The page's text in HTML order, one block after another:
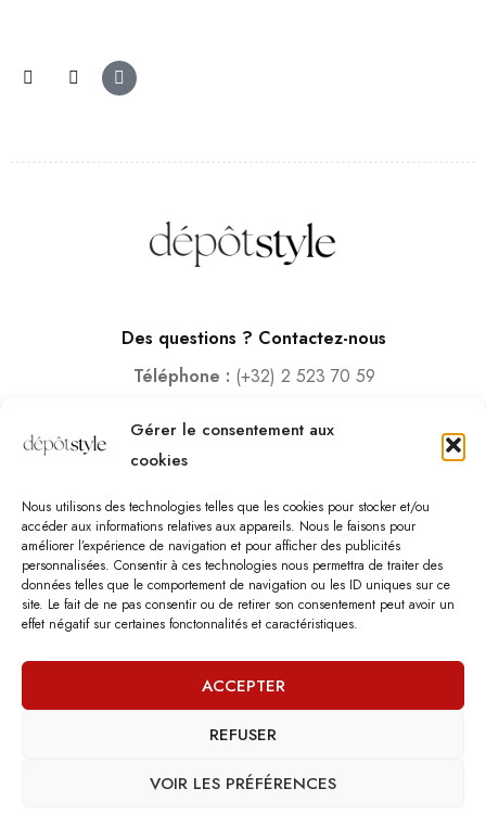
Gérer le consentement aux
cookies
Nous utilisons des technologies telles que les cookies pour stocker et/ou
accéder aux informations relatives aux appareils. Nous le faisons pour
améliorer l’expérience de navigation et pour afficher des publicités
personnalisées. Consentir à ces technologies nous permettra de traiter des
données telles que le comportement de navigation ou les ID uniques sur ce
site. Le fait de ne pas consentir ou de retirer son consentement peut avoir un
effet négatif sur certaines fonctonnalités et caractéristiques.
ACCEPTER
REFUSER
VOIR LES PRÉFÉRENCES
Des questions ? Contactez-nous
Téléphone : (+32) 2 523 70 59
Adresse : Rue des Deux Gares 6, 1070 Bruxelles
Lundi – Samedi :10:00 – 18:30
Vendredi :10:00-13:00 – 15:00 -18:30
Dimanche :12:00-18:00
Nous sommes fermés les jours fériés.
– Tous droits réservés.